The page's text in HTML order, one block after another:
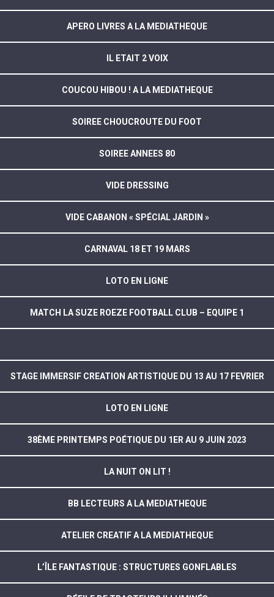
APERO LIVRES A LA MEDIATHEQUE
IL ETAIT 2 VOIX
COUCOU HIBOU ! A LA MEDIATHEQUE
SOIREE CHOUCROUTE DU FOOT
SOIREE ANNEES 80
VIDE DRESSING
VIDE CABANON « SPÉCIAL JARDIN »
CARNAVAL 18 ET 19 MARS
LOTO EN LIGNE
MATCH LA SUZE ROEZE FOOTBALL CLUB – EQUIPE 1
STAGE IMMERSIF CREATION ARTISTIQUE DU 13 AU 17 FEVRIER
LOTO EN LIGNE
38ÈME PRINTEMPS POÉTIQUE DU 1ER AU 9 JUIN 2023
LA NUIT ON LIT !
BB LECTEURS A LA MEDIATHEQUE
ATELIER CREATIF A LA MEDIATHEQUE
L’ÎLE FANTASTIQUE : STRUCTURES GONFLABLES